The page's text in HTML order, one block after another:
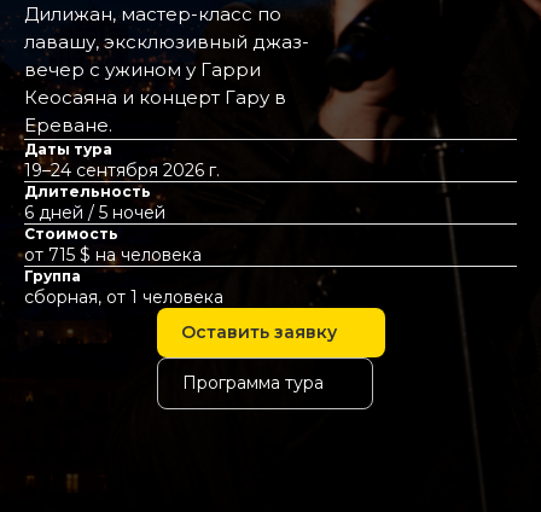
Дилижан, мастер-класс по
лавашу, эксклюзивный джаз-
вечер с ужином у Гарри
Кеосаяна и концерт Гару в
Ереване.
Даты тура
19–24 сентября 2026 г.
Длительность
6 дней / 5 ночей
Стоимость
от 715 $ на человека
Группа
сборная, от 1 человека
Оставить заявку
Программа тура